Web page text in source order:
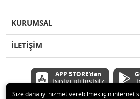
KURUMSAL
İLETİŞİM
APP STORE'dan
İNDİREBİLİRSİNİZ
Size daha iyi hizmet verebilmek için internet